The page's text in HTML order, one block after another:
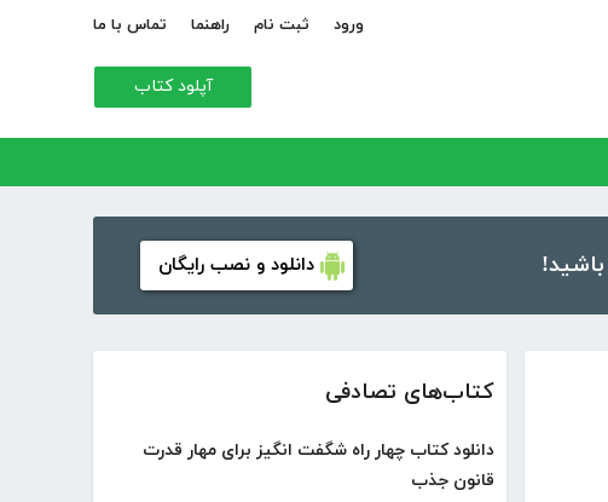
ورود ثبت نام راهنما تماس با ما
آپلود کتاب
دانلود و نصب رایگان
کتاب‌های تصادفی
دانلود کتاب چهار راه شگفت انگیز برای مهار قدرت
قانون جذب